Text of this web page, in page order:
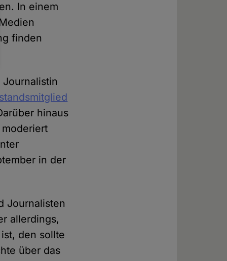
In einem
finden
hinaus
in der
Journalisten
allerdings,
den sollte
über das